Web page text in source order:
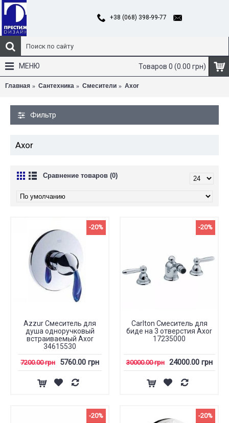
+38 (068) 398-99-77
Товаров 0 (0.00 грн)
МЕНЮ
Главная Сантехника Смесители Axor
Фильтр
Axor
Сравнение товаров (0)
-20%
Azzur Смеситель для
душа одноручковый
встраиваемый Axor
34615530
7200.00 грн 5760.00 грн
-20%
Carlton Смеситель для
биде на 3 отверстия Axor
17235000
30000.00 грн 24000.00 грн
-20% -20%